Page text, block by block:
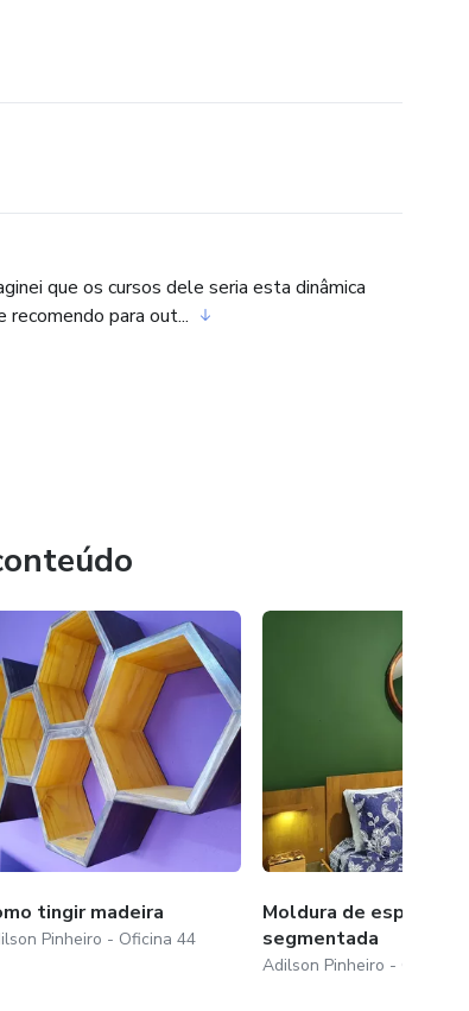
que os cursos dele seria esta dinâmica
para out...
tingir madeira
Pinheiro - Oficina 44
Moldura de espelho
segmentada
Adilson Pinheiro - Oficina 44